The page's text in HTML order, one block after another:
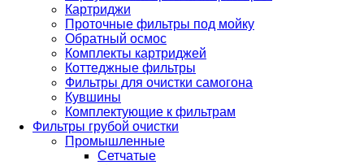
Картриджи
Проточные фильтры под мойку
Обратный осмос
Комплекты картриджей
Коттеджные фильтры
Фильтры для очистки самогона
Кувшины
Комплектующие к фильтрам
Фильтры грубой очистки
Промышленные
Сетчатые